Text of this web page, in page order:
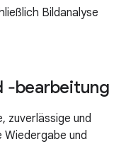
Bildanalyse
‐bearbeitung
zuverlässige und
und